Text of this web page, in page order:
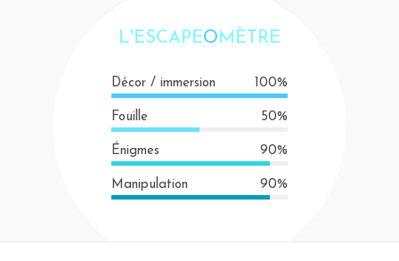
L'ESCAPEOMÈTRE
Décor / immersion 100%
Fouille 50%
Énigmes 90%
Manipulation 90%